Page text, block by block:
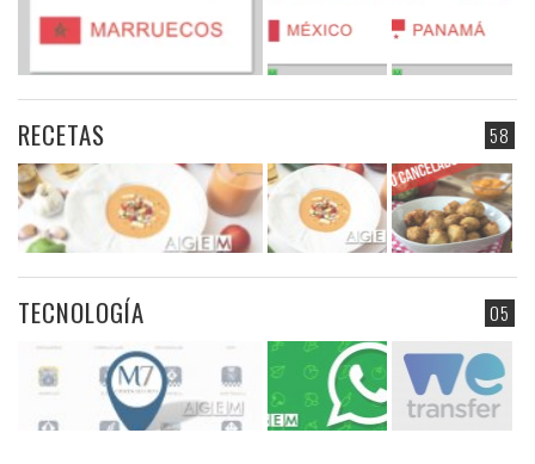
58
RECETAS
05
TECNOLOGÍA